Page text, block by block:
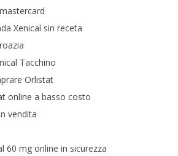
Xenical sin receta
Tacchino
Orlistat
online a basso costo
vendita
60 mg online in sicurezza